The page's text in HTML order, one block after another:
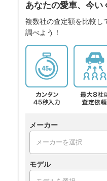
あなたの愛車、今い
複数社の査定額を比較し
調べよう！
メーカー
モデル